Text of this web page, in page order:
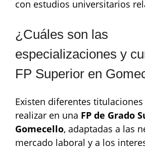
con estudios universitarios
¿Cuáles son las
especializaciones y
FP Superior en
Existen diferentes
realizar en una FP de Grado
Gomecello, adaptadas a las
mercado laboral y a los